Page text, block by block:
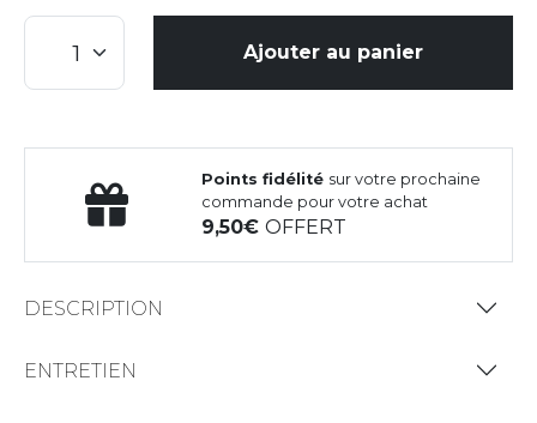
Ajouter au panier
Points fidélité sur votre prochaine
commande pour votre achat
9,50OFFERT
DESCRIPTION
ENTRETIEN